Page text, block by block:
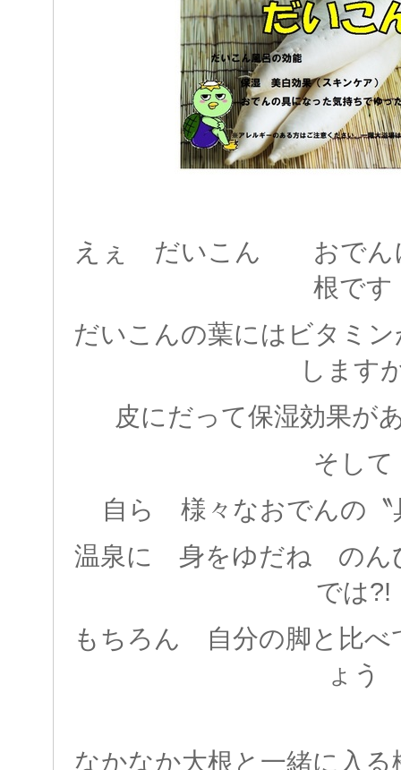
えぇ だいこん おでん
根です
だいこんの葉にはビタミ
します
皮にだって保湿効果が
そして
自ら 様々なおでんの
温泉に 身をゆだね のん
では?!
もちろん 自分の脚と比べ
ょう
なかなか大根と一緒に入